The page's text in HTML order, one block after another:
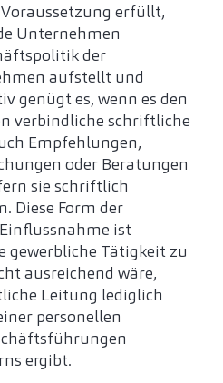
erfüllt,
Unternehmen
der
aufstellt und
genügt es, wenn es den
verbindliche schriftliche
Empfehlungen,
oder Beratungen
sie schriftlich
Diese Form der
ist
gewerbliche Tätigkeit zu
ausreichend wäre,
Leitung lediglich
personellen
ergibt.